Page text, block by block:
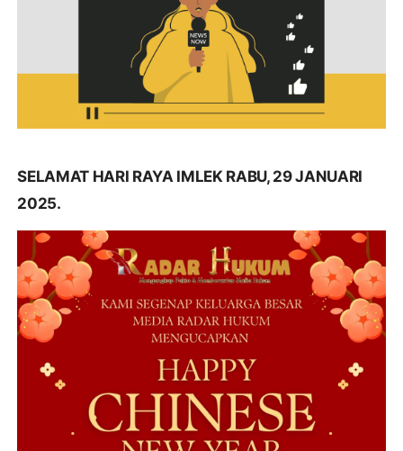
SELAMAT HARI RAYA IMLEK RABU, 29 JANUARI
2025.